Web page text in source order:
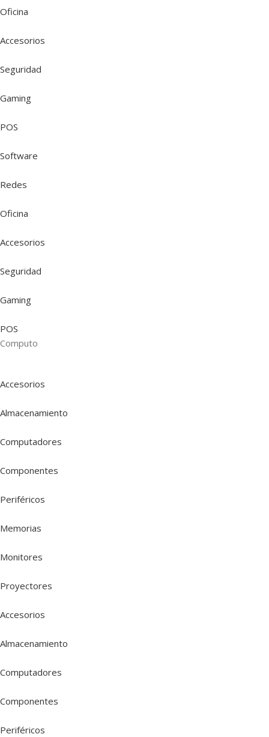
Oficina
Accesorios
Seguridad
Gaming
POS
Software
Redes
Oficina
Accesorios
Seguridad
Gaming
POS
Computo
Accesorios
Almacenamiento
Computadores
Componentes
Periféricos
Memorias
Monitores
Proyectores
Accesorios
Almacenamiento
Computadores
Componentes
Periféricos